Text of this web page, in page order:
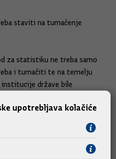
staviti na tumačenje
za statistiku ne treba samo
i tumačiti te na temelju
institucije države bile
upotrebljava kolačiće